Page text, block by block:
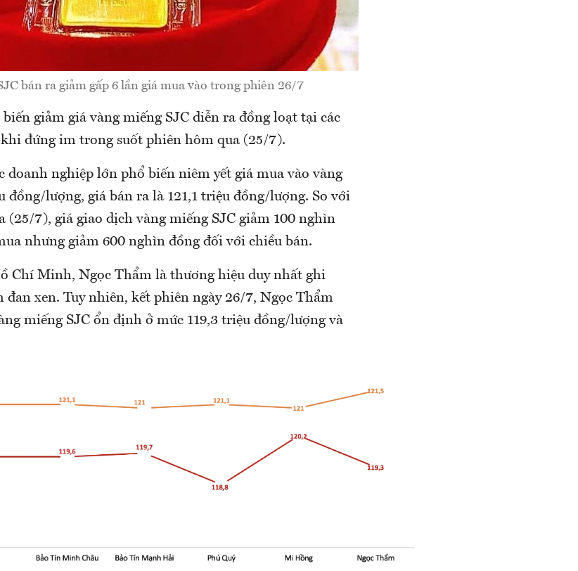
bán ra giảm gấp 6 lần giá mua vào trong phiên 26/7
giảm giá vàng miếng SJC diễn ra đồng loạt tại các
đứng im trong suốt phiên hôm qua (25/7).
doanh nghiệp lớn phổ biến niêm yết giá mua vào vàng
đồng/lượng, giá bán ra là 121,1 triệu đồng/lượng. So với
(25/7), giá giao dịch vàng miếng SJC giảm 100 nghìn
nhưng giảm 600 nghìn đồng đối với chiều bán.
Chí Minh, Ngọc Thẩm là thương hiệu duy nhất ghi
xen. Tuy nhiên, kết phiên ngày 26/7, Ngọc Thẩm
miếng SJC ổn định ở mức 119,3 triệu đồng/lượng và